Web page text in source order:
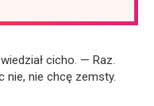
cicho. — Raz.
nie, nie chcę zemsty.